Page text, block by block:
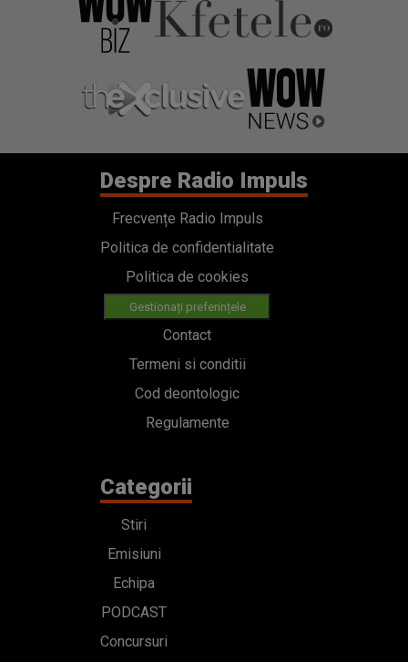
Despre Radio Impuls
Frecvențe Radio Impuls
Politica de confidentialitate
Politica de cookies
Gestionați preferințele
Contact
Termeni si conditii
Cod deontologic
Regulamente
Categorii
Stiri
Emisiuni
Echipa
PODCAST
Concursuri